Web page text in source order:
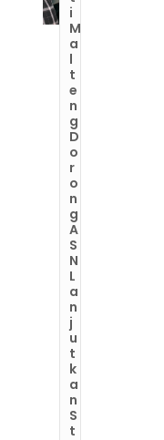
i
M
a
l
t
e
n
g
D
o
r
o
n
g
A
S
N
L
a
n
j
u
t
k
a
n
S
t